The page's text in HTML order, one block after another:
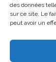
des données
sur ce site. Le
peut avoir un
© 2024